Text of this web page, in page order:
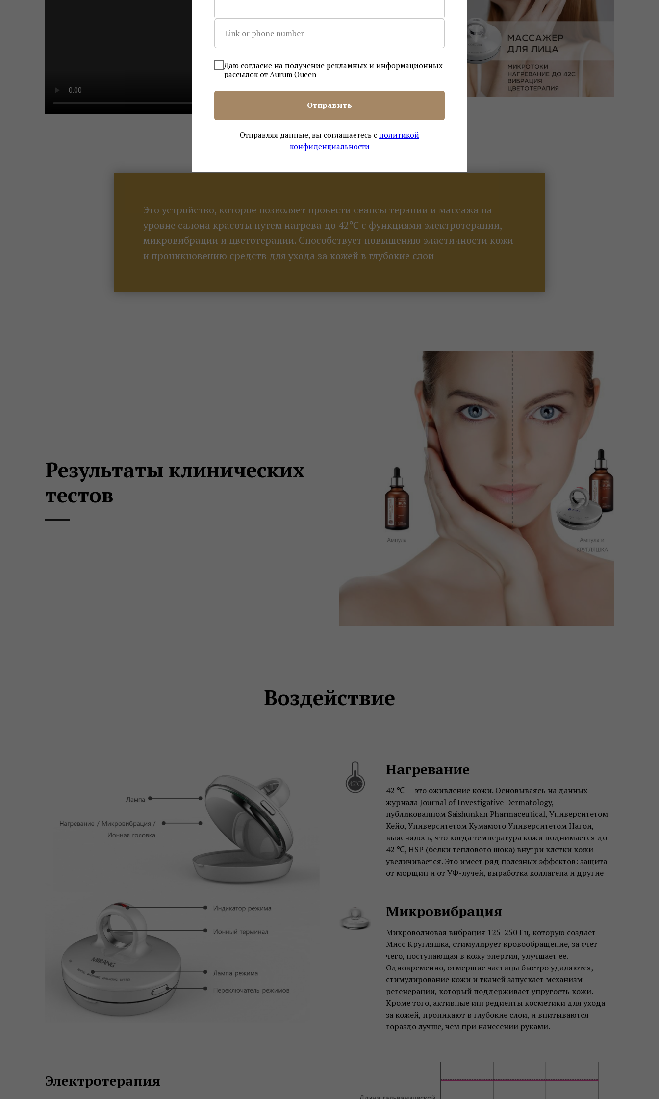
Даю согласие на получение рекламных и информационных
рассылок от Aurum Queen
Отправить
Отправляя данные, вы соглашаетесь с политикой
конфиденциальности
Это устройство, которое позволяет провести сеансы терапии и массажа на
уровне салона красоты путем нагрева до 42℃ с функциями электротерапии,
микровибрации и цветотерапии. Способствует повышению эластичности кожи
и проникновению средств для ухода за кожей в глубокие слои
Результаты клинических
тестов
Воздействие
Нагревание
42 ℃ — это оживление кожи. Основываясь на данных
журнала Journal of Investigative Dermatology,
публикованном Saishunkan Pharmaceutical, Университетом
Кейо, Университетом Кумамото Университетом Нагои,
выяснялось, что когда температура кожи поднимается до
42 ℃, HSP (белки теплового шока) внутри клетки кожи
увеличивается. Это имеет ряд полезных эффектов: защита
от морщин и от УФ-лучей, выработка коллагена и другие
Микровибрация
Микроволновая вибрация 125-250 Гц, которую создает
Мисс Кругляшка, стимулирует кровообращение, за счет
чего, поступающая в кожу энергия, улучшает ее.
Одновременно, отмершие частицы быстро удаляются,
стимулирование кожи и тканей запускает механизм
регенерации, который поддерживает упругость кожи.
Кроме того, активные ингредиенты косметики для ухода
за кожей, проникают в глубокие слои, и впитываются
гораздо лучше, чем при нанесении руками.
Электротерапия